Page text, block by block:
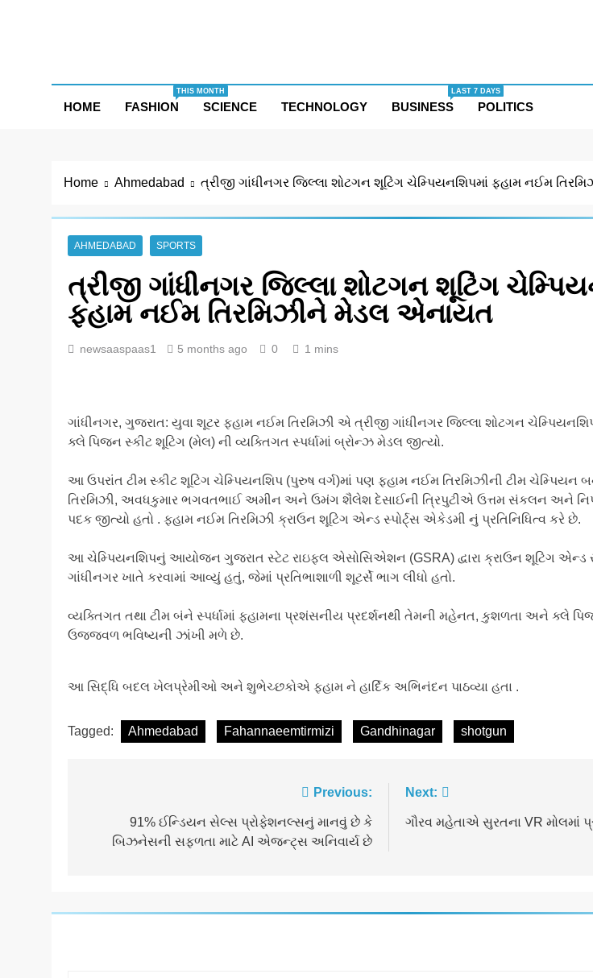
HOME FASHION
THIS MONTH
SCIENCE TECHNOLOGY BUSINESS
LAST 7 DAYS
POLITICS
Home Ahmedabad ત્રીજી ગાંધીનગર જિલ્લા શોટગન શૂટિંગ ચેમ્પિયનશિપમાં ફહામ નઈમ
AHMEDABAD SPORTS
ત્રીજી ગાંધીનગર જિલ્લા શોટગન શૂટિંગ
ફહામ નઈમ તિરમિઝીને મેડલ એનાયત
newsaaspaas1 5 months ago 0 1 mins
ગાંધીનગર, ગુજરાત: યુવા શૂટર ફહામ નઈમ તિરમિઝી એ ત્રીજી ગાંધીનગર જિલ્લા શોટગન
ક્લે પિજન સ્કીટ શૂટિંગ (મેલ) ની વ્યક્તિગત સ્પર્ધામાં બ્રોન્ઝ મેડલ જીત્યો.
આ ઉપરાંત ટીમ સ્કીટ શૂટિંગ ચેમ્પિયનશિપ (પુરુષ વર્ગ)માં પણ ફહામ નઈમ તિરમિઝીની ટીમ ચેમ્પિયન
તિરમિઝી, અવધકુમાર ભગવતભાઈ અમીન અને ઉમંગ શૈલેશ દેસાઈની ત્રિપુટીએ ઉત્તમ સંકલન અને
પદક જીત્યો હતો . ફહામ નઈમ તિરમિઝી ક્રાઉન શૂટિંગ એન્ડ સ્પોર્ટ્સ એકેડમી નું પ્રતિનિધિત્વ કરે છે.
આ ચેમ્પિયનશિપનું આયોજન ગુજરાત સ્ટેટ રાઇફલ એસોસિએશન (GSRA) દ્વારા ક્રાઉન શૂટિંગ એન્ડ
ગાંધીનગર ખાતે કરવામાં આવ્યું હતું, જેમાં પ્રતિભાશાળી શૂટર્સે ભાગ લીધો હતો.
વ્યક્તિગત તથા ટીમ બંને સ્પર્ધામાં ફહામના પ્રશંસનીય પ્રદર્શનથી તેમની મહેનત, કુશળતા અને ક્લે
ઉજ્જવળ ભવિષ્યની ઝાંખી મળે છે.
આ સિદ્ધિ બદલ ખેલપ્રેમીઓ અને શુભેચ્છકોએ ફહામ ને હાર્દિક અભિનંદન પાઠવ્યા હતા .
Tagged: Ahmedabad Fahannaeemtirmizi Gandhinagar shotgun
navigation
Previous:
91% ઈન્ડિયન સેલ્સ પ્રોફેશનલ્સનું માનવું છે કે
બિઝનેસની સફળતા માટે AI એજન્ટ્સ અનિવાર્ય છે
Next:
ગૌરવ મહેતાએ સુરતના VR મોલમાં